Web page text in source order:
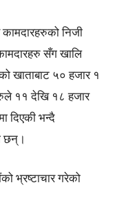
निजी
सँग खालि
खाताबाट ५० हजार १
११ देखि १८ हजार
दिएकी भन्दै
छन्।
भ्रष्टाचार गरेको